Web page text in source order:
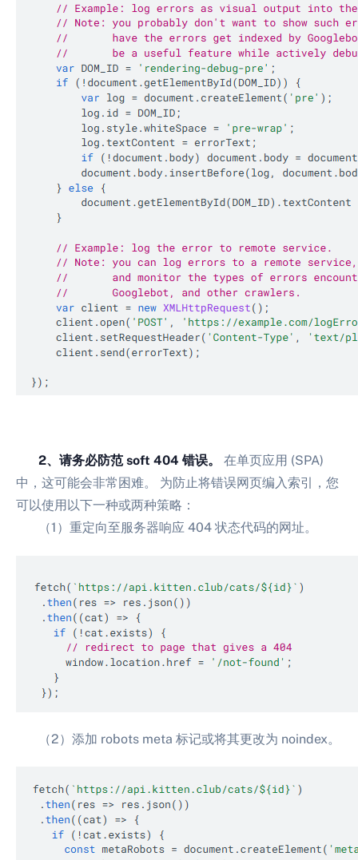
2、请务必防范 soft 404 错误。
在单页应用 (SPA)
中，这可能会非常困难。 为防止将错误网页编入索引，您
可以使用以下一种或两种策略：
（1）重定向至服务器响应 404 状态代码的网址。
（2）添加 robots meta 标记或将其更改为 noindex。